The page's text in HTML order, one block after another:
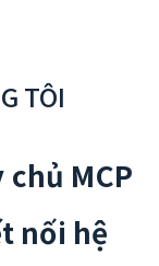
TÔI
MCP
nối hệ